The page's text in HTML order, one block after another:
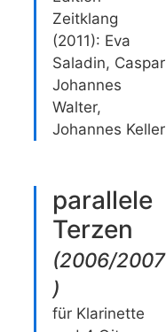
Zeitklang
(2011): Eva
Saladin, Caspar
Johannes
Walter,
Johannes Keller
parallele
Terzen
(2006/2007
)
für Klarinette